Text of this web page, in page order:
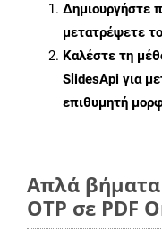
Δημιουργήστε
μετατρέψετε
Καλέστε τη
SlidesApi για
επιθυμητή
Απλά βήματα
OTP σε PDF